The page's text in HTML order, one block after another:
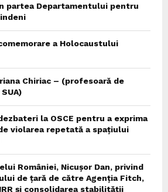
partea Departamentului pentru
a Holocaustului
Chiriac – (profesoară de
la OSCE pentru a exprima
violarea repetată a spațiului
României, Nicușor Dan, privind
de țară de către Agenția Fitch,
și consolidarea stabilității